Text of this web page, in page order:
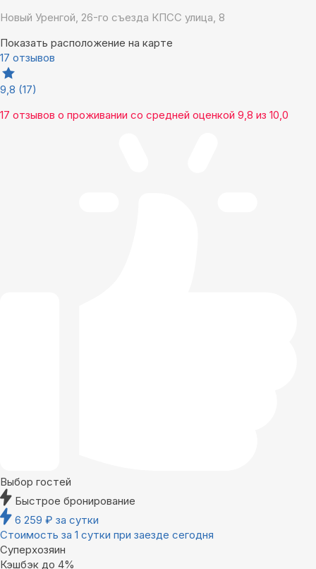
Новый Уренгой, 26-го съезда КПСС улица, 8
Показать расположение на карте
17 отзывов
9,8 (17)
17 отзывов о проживании со средней оценкой 9,8 из 10,0
Выбор гостей
Быстрое бронирование
6 259 ₽ за сутки
Стоимость за 1 сутки при заезде сегодня
Суперхозяин
Кэшбэк до 4%